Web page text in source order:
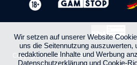
Copyright © 2026 SilverBay Digital Services
Wir setzen auf unserer Website
uns die Seitennutzung auszuwerten,
redaktionelle Inhalte und Werbung
Datenschutzerklärung und Cookie-